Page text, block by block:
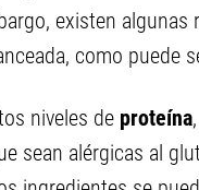
existen algunas
como puede
niveles de proteína
sean alérgicas al